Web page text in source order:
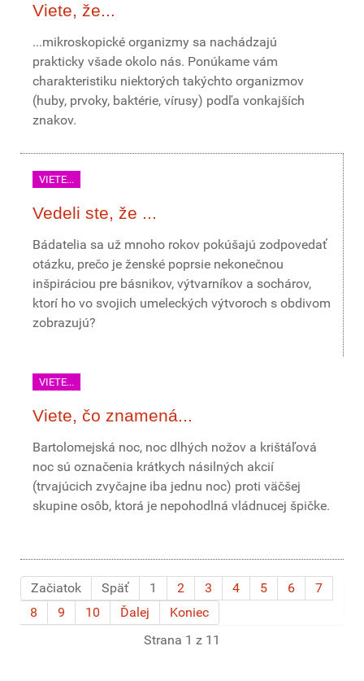
Viete, že...
...mikroskopické organizmy sa nachádzajú
prakticky všade okolo nás. Ponúkame vám
charakteristiku niektorých takýchto organizmov
(huby, prvoky, baktérie, vírusy) podľa vonkajších
znakov.
VIETE...
Vedeli ste, že ...
Bádatelia sa už mnoho rokov pokúšajú zodpovedať
otázku, prečo je ženské poprsie nekonečnou
inšpiráciou pre básnikov, výtvarníkov a sochárov,
ktorí ho vo svojich umeleckých výtvoroch s obdivom
zobrazujú?
VIETE...
Viete, čo znamená...
Bartolomejská noc, noc dlhých nožov a krištáľová
noc sú označenia krátkych násilných akcií
(trvajúcich zvyčajne iba jednu noc) proti väčšej
skupine osôb, ktorá je nepohodlná vládnucej špičke.
Začiatok Späť 1 2 3 4 5 6
7
8
9 10 Ďalej
Koniec
Strana 1 z 11